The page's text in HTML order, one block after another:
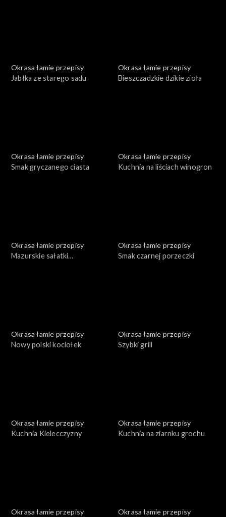
Okrasa łamie przepisy
Jabłka ze starego sadu
Okrasa łamie przepisy
Bieszczadzkie dzikie zioła
Okrasa łamie przepisy
Smak gryczanego ciasta
Okrasa łamie przepisy
Kuchnia na liściach winogron
Okrasa łamie przepisy
Mazurskie sałatki
Okrasa łamie przepisy
Smak czarnej porzeczki
Okrasa łamie przepisy
Nowy polski kociołek
Okrasa łamie przepisy
Szybki grill
Okrasa łamie przepisy
Kuchnia Kielecczyzny
Okrasa łamie przepisy
Kuchnia na ziarnku grochu
Okrasa łamie przepisy
Okrasa łamie przepisy